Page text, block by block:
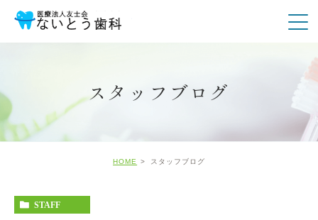
スタッフブログ
HOME スタッフブログ
STAFF